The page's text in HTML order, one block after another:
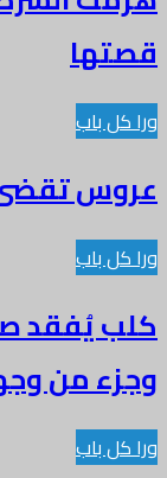
تقضى
صاحبه
من وجهه..